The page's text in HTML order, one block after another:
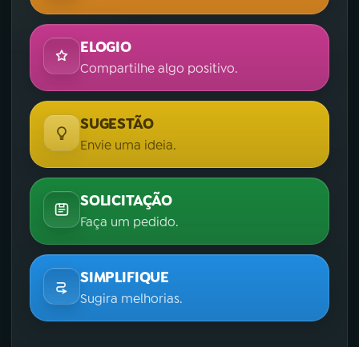
ELOGIO
Compartilhe algo positivo.
SUGESTÃO
Envie uma ideia.
SOLICITAÇÃO
Faça um pedido.
SIMPLIFIQUE
Sugira melhorias.